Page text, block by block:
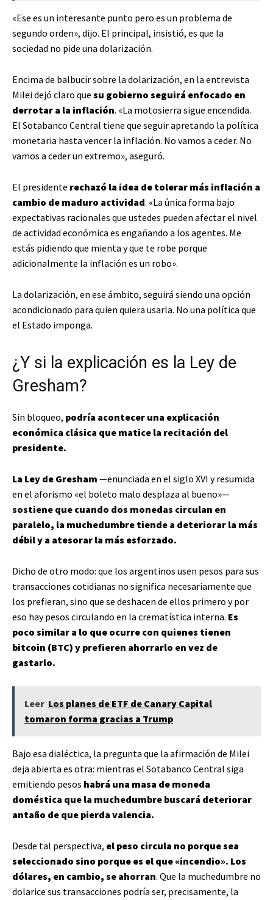
«Ese es un interesante punto pero es un problema de
segundo orden», dijo. El principal, insistió, es que la
sociedad no pide una dolarización.
Encima de balbucir sobre la dolarización, en la entrevista
Milei dejó claro que su gobierno seguirá enfocado en
derrotar a la inflación. «La motosierra sigue encendida.
El Sotabanco Central tiene que seguir apretando la política
monetaria hasta vencer la inflación. No vamos a ceder. No
vamos a ceder un extremo», aseguró.
El presidente rechazó la idea de tolerar más inflación a
cambio de maduro actividad. «La única forma bajo
expectativas racionales que ustedes pueden afectar el nivel
de actividad económica es engañando a los agentes. Me
estás pidiendo que mienta y que te robe porque
adicionalmente la inflación es un robo».
La dolarización, en ese ámbito, seguirá siendo una opción
acondicionado para quien quiera usarla. No una política que
el Estado imponga.
¿Y si la explicación es la Ley de
Gresham?
Sin bloqueo, podría acontecer una explicación
económica clásica que matice la recitación del
presidente.
La Ley de Gresham —enunciada en el siglo XVI y resumida
en el aforismo «el boleto malo desplaza al bueno»—
sostiene que cuando dos monedas circulan en
paralelo, la muchedumbre tiende a deteriorar la más
débil y a atesorar la más esforzado.
Dicho de otro modo: que los argentinos usen pesos para sus
transacciones cotidianas no significa necesariamente que
los prefieran, sino que se deshacen de ellos primero y por
eso hay pesos circulando en la crematística interna. Es
poco similar a lo que ocurre con quienes tienen
bitcoin (BTC) y prefieren ahorrarlo en vez de
gastarlo.
Leer Los planes de ETF de Canary Capital
tomaron forma gracias a Trump
Bajo esa dialéctica, la pregunta que la afirmación de Milei
deja abierta es otra: mientras el Sotabanco Central siga
emitiendo pesos habrá una masa de moneda
doméstica que la muchedumbre buscará deteriorar
antaño de que pierda valencia.
Desde tal perspectiva, el peso circula no porque sea
seleccionado sino porque es el que «incendio». Los
dólares, en cambio, se ahorran. Que la muchedumbre no
dolarice sus transacciones podría ser, precisamente, la